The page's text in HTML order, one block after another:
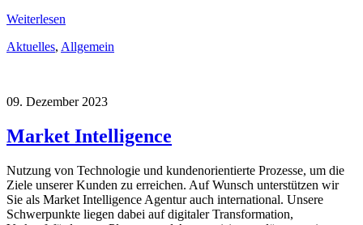
Weiterlesen
Aktuelles, Allgemein
09. Dezember 2023
Market Intelligence
Nutzung von Technologie und kundenorientierte Prozesse, um die
Ziele unserer Kunden zu erreichen. Auf Wunsch unterstützen wir
Sie als Market Intelligence Agentur auch international. Unsere
Schwerpunkte liegen dabei auf digitaler Transformation,